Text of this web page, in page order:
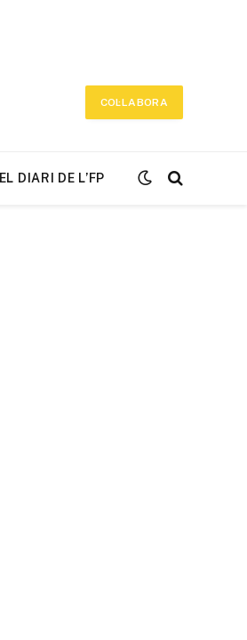
COL·LABORA
EL DIARI DE L’FP